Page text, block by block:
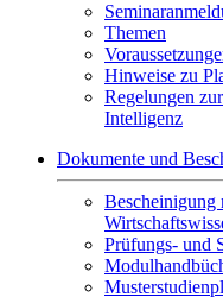
Themen
Hinweise zu
Regelungen
Intelligenz
Dokumente und
Prüfungs- und